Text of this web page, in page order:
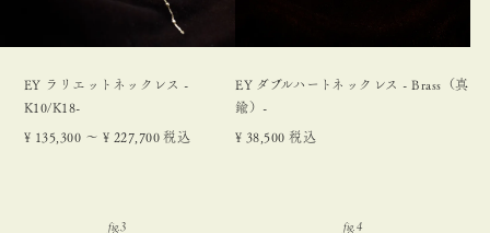
EY ラリエットネックレス -
K10/K18-
¥ 135,300 〜 ¥ 227,700 税込
EY ダブルハートネックレス - Brass（真
鍮）-
¥ 38,500 税込